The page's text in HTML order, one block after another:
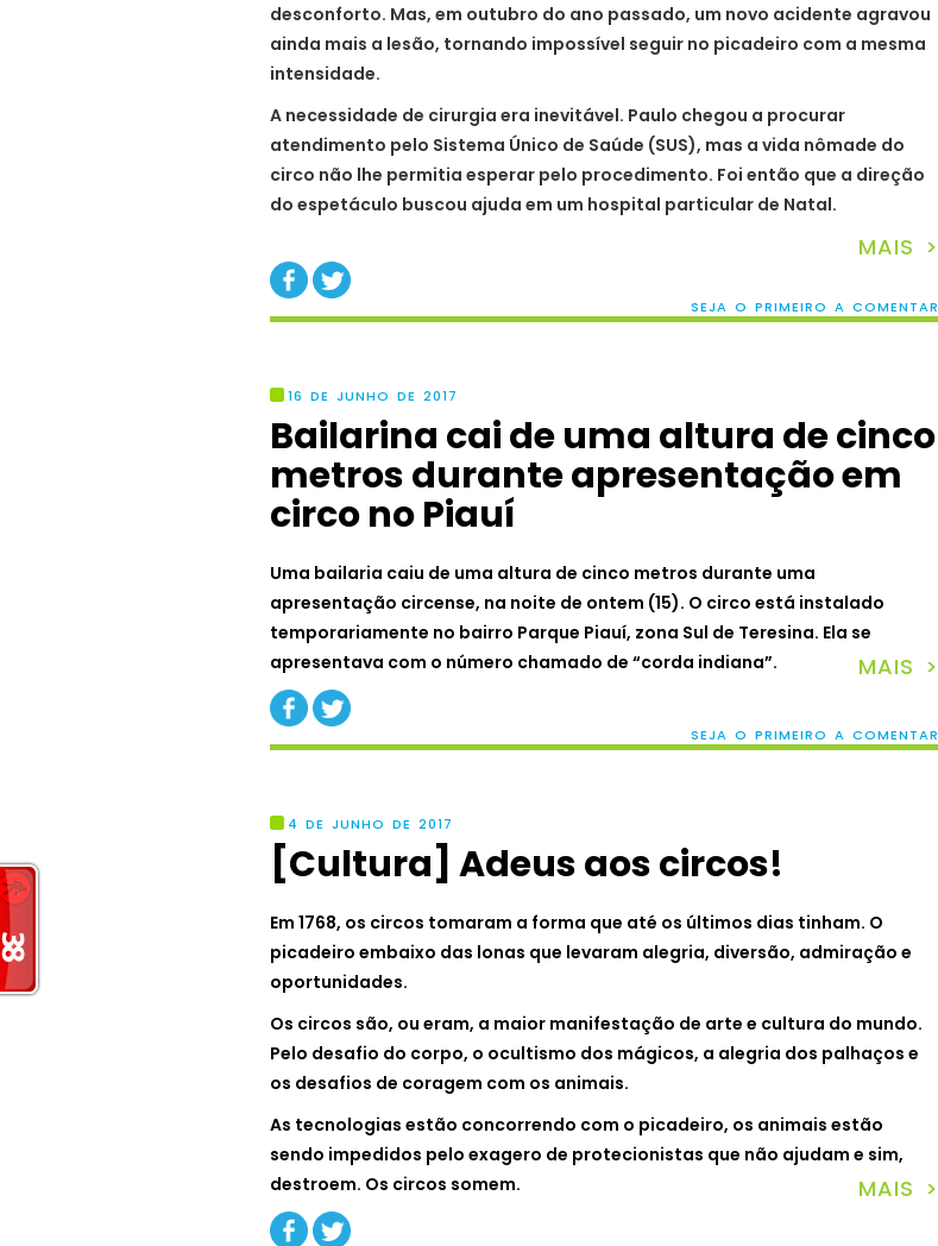
desconforto. Mas, em outubro do ano passado, um novo acidente agravou
ainda mais a lesão, tornando impossível seguir no picadeiro com a mesma
intensidade.
A necessidade de cirurgia era inevitável. Paulo chegou a procurar
atendimento pelo Sistema Único de Saúde (SUS), mas a vida nômade do
circo não lhe permitia esperar pelo procedimento. Foi então que a direção
do espetáculo buscou ajuda em um hospital particular de Natal.
MAIS >
SEJA O PRIMEIRO A COMENTAR
16 DE JUNHO DE 2017
Bailarina cai de uma altura de cinco
metros durante apresentação em
circo no Piauí
Uma bailaria caiu de uma altura de cinco metros durante uma
apresentação circense, na noite de ontem (15). O circo está instalado
temporariamente no bairro Parque Piauí, zona Sul de Teresina. Ela se
apresentava com o número chamado de “corda indiana”.
MAIS >
SEJA O PRIMEIRO A COMENTAR
4 DE JUNHO DE 2017
[Cultura] Adeus aos circos!
Em 1768, os circos tomaram a forma que até os últimos dias tinham. O
picadeiro embaixo das lonas que levaram alegria, diversão, admiração e
oportunidades.
Os circos são, ou eram, a maior manifestação de arte e cultura do mundo.
Pelo desafio do corpo, o ocultismo dos mágicos, a alegria dos palhaços e
os desafios de coragem com os animais.
As tecnologias estão concorrendo com o picadeiro, os animais estão
sendo impedidos pelo exagero de protecionistas que não ajudam e sim,
destroem. Os circos somem.
MAIS >